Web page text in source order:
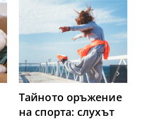
Тайното оръжение
на спорта: слухът